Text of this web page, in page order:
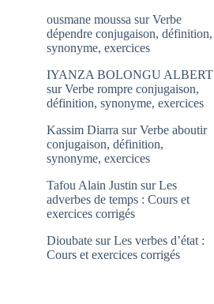
ousmane moussa surVerbe
dépendre conjugaison, définition,
synonyme, exercices
IYANZA BOLONGU ALBERT
surVerbe rompre conjugaison,
définition, synonyme, exercices
Kassim Diarra surVerbe aboutir
conjugaison, définition,
synonyme, exercices
Tafou Alain Justin surLes
adverbes de temps : Cours et
exercices corrigés
Dioubate surLes verbes d’état :
Cours et exercices corrigés